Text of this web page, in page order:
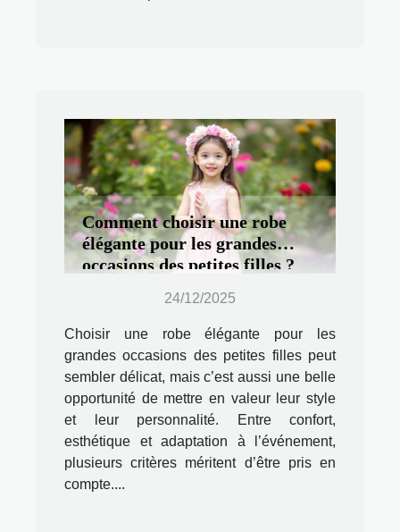
Comment choisir une robe
élégante pour les grandes
occasions des petites filles ?
24/12/2025
Choisir une robe élégante pour les
grandes occasions des petites filles peut
sembler délicat, mais c’est aussi une belle
opportunité de mettre en valeur leur style
et leur personnalité. Entre confort,
esthétique et adaptation à l’événement,
plusieurs critères méritent d’être pris en
compte....